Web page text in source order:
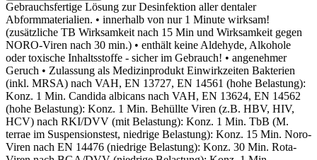
Gebrauchsfertige Lösung zur Desinfektion aller dentaler
Abformmaterialien. • innerhalb von nur 1 Minute wirksam!
(zusätzliche TB Wirksamkeit nach 15 Min und Wirksamkeit gegen
NORO-Viren nach 30 min.) • enthält keine Aldehyde, Alkohole
oder toxische Inhaltsstoffe - sicher im Gebrauch! • angenehmer
Geruch • Zulassung als Medizinprodukt Einwirkzeiten Bakterien
(inkl. MRSA) nach VAH, EN 13727, EN 14561 (hohe Belastung):
Konz. 1 Min. Candida albicans nach VAH, EN 13624, EN 14562
(hohe Belastung): Konz. 1 Min. Behüllte Viren (z.B. HBV, HIV,
HCV) nach RKI/DVV (mit Belastung): Konz. 1 Min. TbB (M.
terrae im Suspensionstest, niedrige Belastung): Konz. 15 Min. Noro-
Viren nach EN 14476 (niedrige Belastung): Konz. 30 Min. Rota-